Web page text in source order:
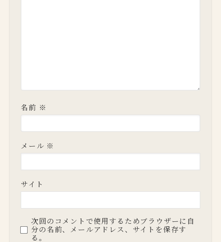
名前 ※
メール ※
サイト
次回のコメントで使用するためブラウザーに自
分の名前、メールアドレス、サイトを保存す
る。